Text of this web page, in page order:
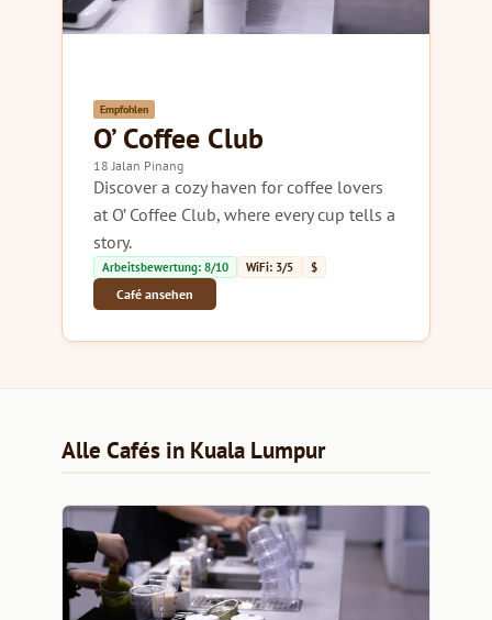
Empfohlen
O’ Coffee Club
18 Jalan Pinang
Discover a cozy haven for coffee lovers
at O’ Coffee Club, where every cup tells a
story.
Arbeitsbewertung: 8/10 WiFi: 3/5 $
Café ansehen
Alle Cafés in Kuala Lumpur